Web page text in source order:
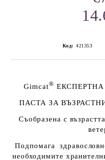
Код: 421353
Gimcat® ЕКСПЕРТНА
ПАСТА ЗА
Съобразена с
Подпомага
необходимите